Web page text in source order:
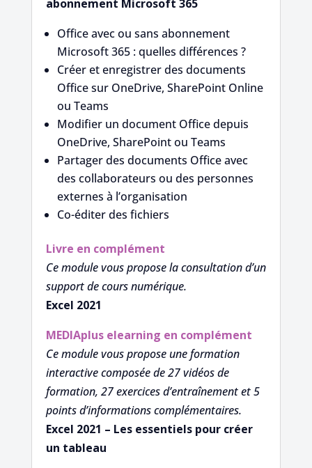
abonnement Microsoft 365
Office avec ou sans abonnement
Microsoft 365 : quelles différences ?
Créer et enregistrer des documents
Office sur OneDrive, SharePoint Online
ou Teams
Modifier un document Office depuis
OneDrive, SharePoint ou Teams
Partager des documents Office avec
des collaborateurs ou des personnes
externes à l’organisation
Co-éditer des fichiers
Livre en complément
Ce module vous propose la consultation d’un
support de cours numérique.
Excel 2021
MEDIAplus elearning en complément
Ce module vous propose une formation
interactive composée de 27 vidéos de
formation, 27 exercices d’entraînement et 5
points d’informations complémentaires.
Excel 2021 – Les essentiels pour créer
un tableau